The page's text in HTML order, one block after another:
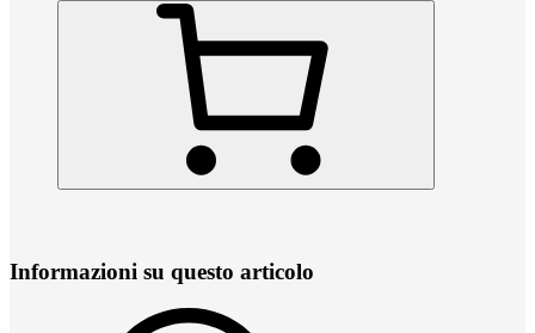
Informazioni su questo articolo